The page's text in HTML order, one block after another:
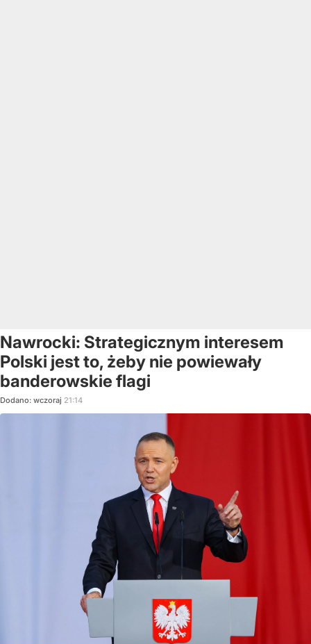
Nawrocki: Strategicznym interesem
Polski jest to, żeby nie powiewały
banderowskie flagi
Dodano: wczoraj 21:14